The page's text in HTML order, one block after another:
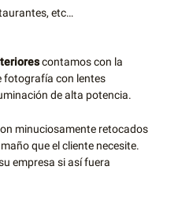
etc…
contamos con la
fotografía con lentes
de alta potencia.
minuciosamente retocados
que el cliente necesite.
empresa si así fuera